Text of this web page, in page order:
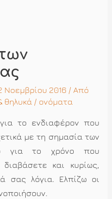
Νοεμβρίου 2016 / Από
θηλυκά / ονόματα
το ενδιαφέρον που
με τη σημασία των
για το χρόνο που
και κυρίως,
σας λόγια. Ελπίζω οι